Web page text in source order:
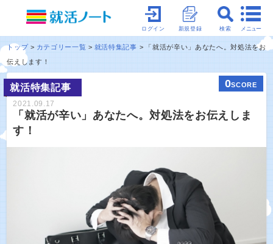
メニュー
検索
新規登録
ログイン
トップ カテゴリー一覧 就活特集記事
「就活が辛い」あなたへ。対処法をお
伝えします！
就活特集記事 0SCORE
2021.09.17
「就活が辛い」あなたへ。対処法をお伝えしま
す！